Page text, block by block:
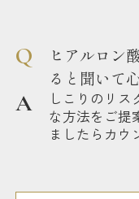
ヒアルロン
ると聞いて
しこりのリス
な方法をご提
ましたらカウ